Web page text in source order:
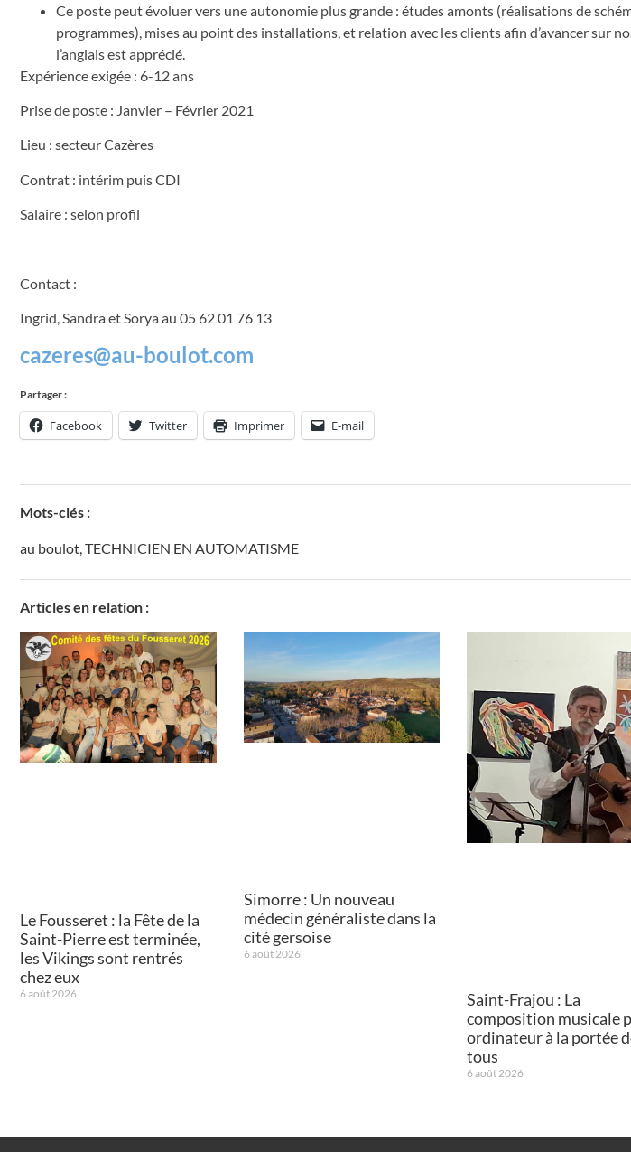
Ce poste peut évoluer vers une autonomie plus grande : études amonts (réalisations de
programmes), mises au point des installations, et relation avec les clients afin d’avancer sur
l’anglais est apprécié.
Expérience exigée : 6-12 ans
Prise de poste : Janvier – Février 2021
Lieu : secteur Cazères
Contrat : intérim puis CDI
Salaire : selon profil
Contact :
Ingrid, Sandra et Sorya au 05 62 01 76 13
cazeres@au-boulot.com
Partager :
Facebook Twitter Imprimer E-mail
Mots-clés :
au boulot TECHNICIEN EN AUTOMATISME
Articles en relation :
Le Fousseret : la Fête de la
Saint-Pierre est terminée,
les Vikings sont rentrés
chez eux
6 août 2026
Simorre : Un nouveau
médecin généraliste dans la
cité gersoise
6 août 2026
Saint-Frajou : La
composition musicale
ordinateur à la portée
tous
6 août 2026